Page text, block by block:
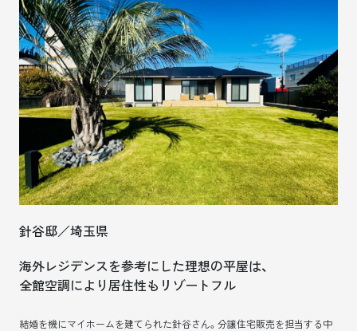
針谷邸／埼玉県
海外レジデンスを参考にした理想の平屋は、
全館空調により居住性もリゾートフル
結婚を機にマイホームを建てられた針谷さん。分譲住宅販売を担当する中